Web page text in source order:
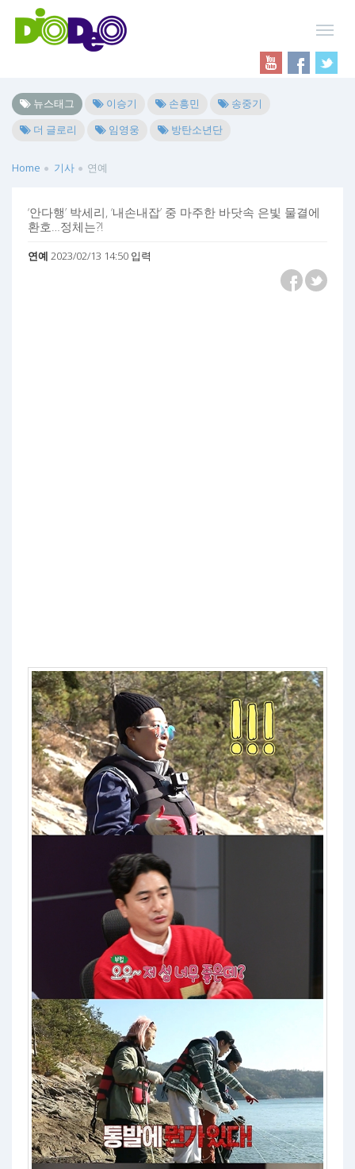
뉴스태그 이승기 손흥민
송중기
더 글로리
임영웅 방탄소년단
Home 기사 연예
‘안다행’ 박세리, ‘내손내잡’ 중 마주한 바닷속 은빛 물결에
환호…정체는?!
연예 2023/02/13 14:50 입력